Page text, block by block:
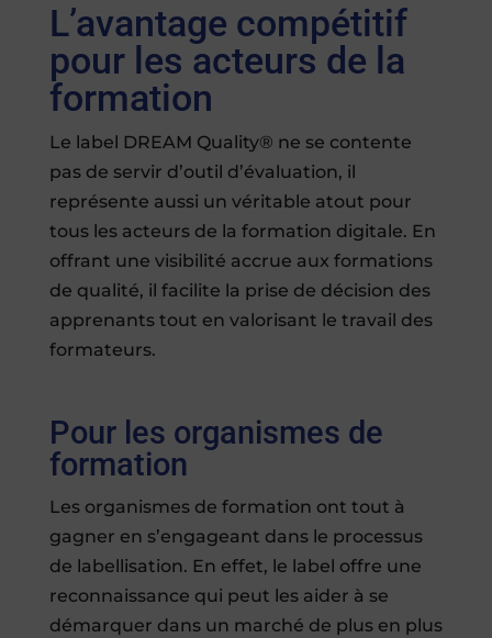
L’avantage compétitif
pour les acteurs de la
formation
Le label DREAM Quality® ne se contente
pas de servir d’outil d’évaluation, il
représente aussi un véritable atout pour
tous les acteurs de la formation digitale. En
offrant une visibilité accrue aux formations
de qualité, il facilite la prise de décision des
apprenants tout en valorisant le travail des
formateurs.
Pour les organismes de
formation
Les organismes de formation ont tout à
gagner en s’engageant dans le processus
de labellisation. En effet, le label offre une
reconnaissance qui peut les aider à se
démarquer dans un marché de plus en plus